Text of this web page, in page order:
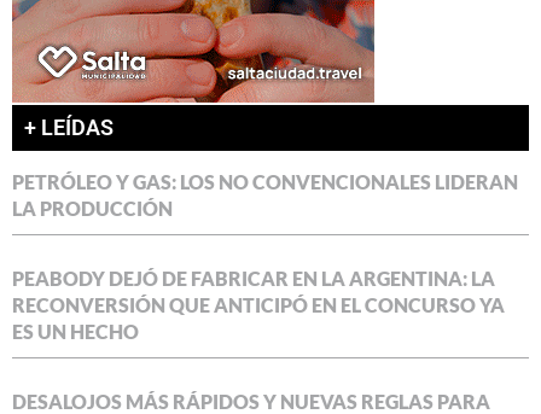
+ LEÍDAS
PETRÓLEO Y GAS: LOS NO CONVENCIONALES LIDERAN
LA PRODUCCIÓN
PEABODY DEJÓ DE FABRICAR EN LA ARGENTINA: LA
RECONVERSIÓN QUE ANTICIPÓ EN EL CONCURSO YA
ES UN HECHO
DESALOJOS MÁS RÁPIDOS Y NUEVAS REGLAS PARA